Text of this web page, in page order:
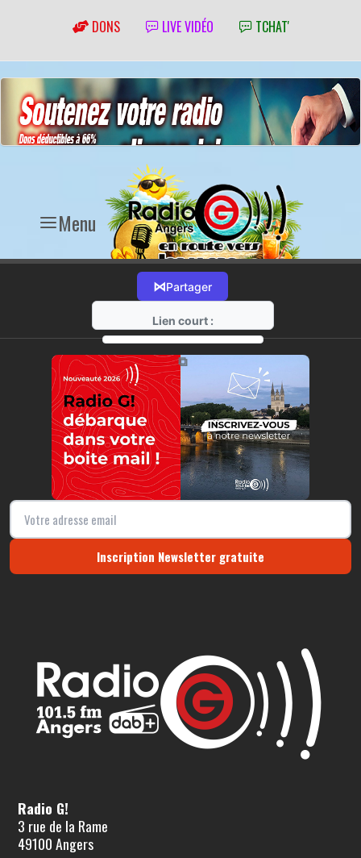
DONS LIVE VIDÉO TCHAT'
Menu
⋈Partager
Lien court :
https://radio-g.fr?21964
⧉
Inscription Newsletter gratuite
Radio G!
3 rue de la Rame
49100 Angers